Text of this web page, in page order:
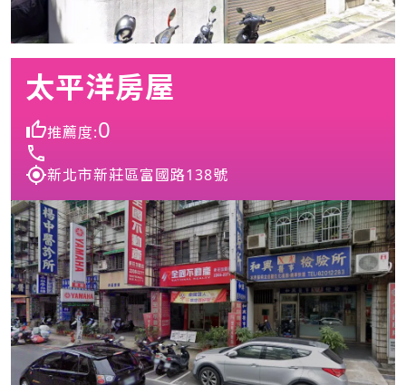
太平洋房屋
推薦度:0
新北市新莊區富國路138號